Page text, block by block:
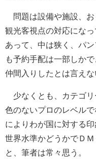
問題は設備や施設、お
観光客視点の対応にな
あって、中は狭く、パ
も予約手配は一部しか
仲間入りしたとは言えな
少なくとも、カテゴリ
色のないプロのレベル
によりわが国に対する
世界水準かどうかでＤ
と、筆者は常々思う。